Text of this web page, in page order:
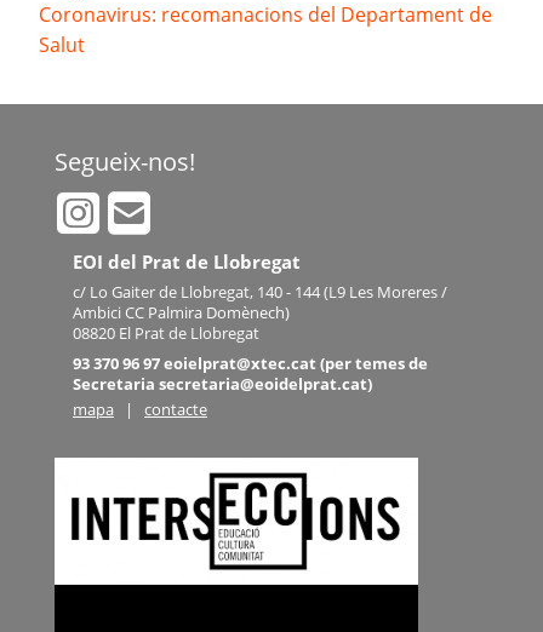
Coronavirus: recomanacions del Departament de
Salut
Segueix-nos!
EOI del Prat de Llobregat
c/ Lo Gaiter de Llobregat, 140 - 144 (L9 Les Moreres /
Ambici CC Palmira Domènech)
08820 El Prat de Llobregat
93 370 96 97 eoielprat@xtec.cat (per temes de
Secretaria secretaria@eoidelprat.cat)
mapa
| contacte